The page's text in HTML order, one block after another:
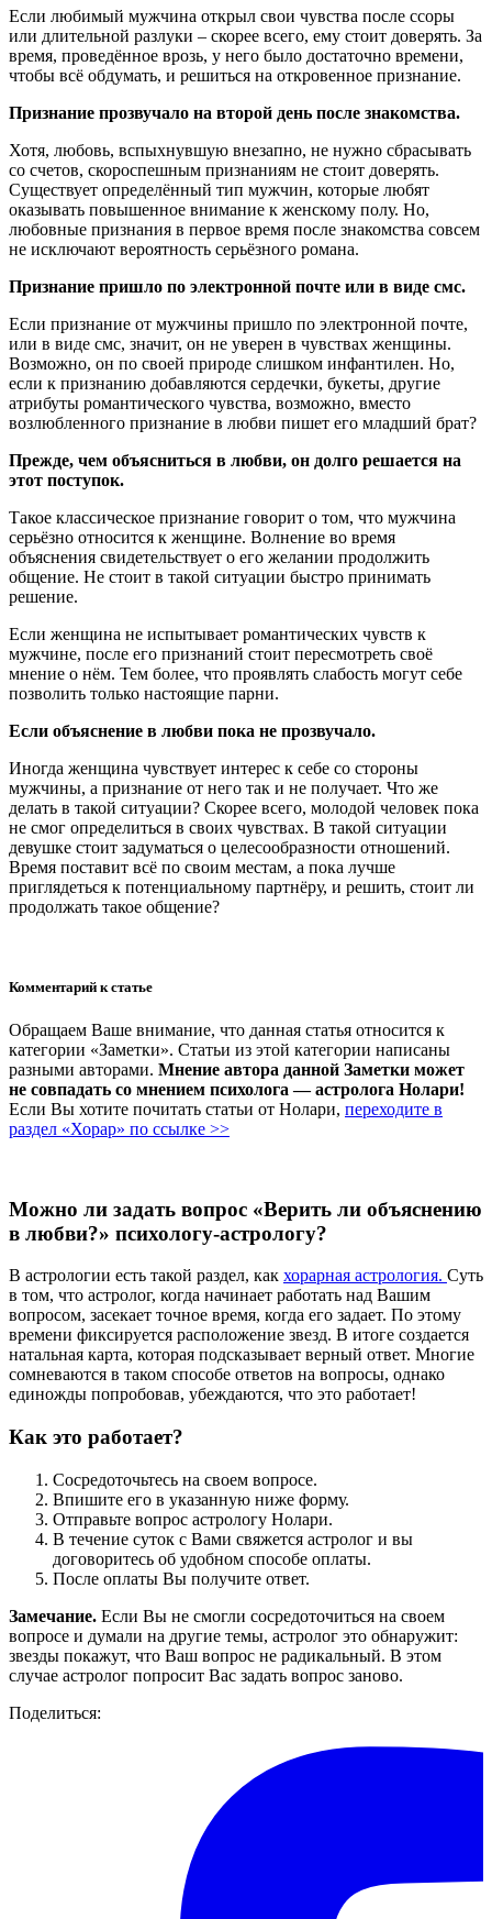
Если любимый мужчина открыл свои чувства после ссоры
или длительной разлуки – скорее всего, ему стоит доверять. За
время, проведённое врозь, у него было достаточно времени,
чтобы всё обдумать, и решиться на откровенное признание.
Признание прозвучало на второй день после знакомства.
Хотя, любовь, вспыхнувшую внезапно, не нужно сбрасывать
со счетов, скороспешным признаниям не стоит доверять.
Существует определённый тип мужчин, которые любят
оказывать повышенное внимание к женскому полу. Но,
любовные признания в первое время после знакомства совсем
не исключают вероятность серьёзного романа.
Признание пришло по электронной почте или в виде смс.
Если признание от мужчины пришло по электронной почте,
или в виде смс, значит, он не уверен в чувствах женщины.
Возможно, он по своей природе слишком инфантилен. Но,
если к признанию добавляются сердечки, букеты, другие
атрибуты романтического чувства, возможно, вместо
возлюбленного признание в любви пишет его младший брат?
Прежде, чем объясниться в любви, он долго решается на
этот поступок.
Такое классическое признание говорит о том, что мужчина
серьёзно относится к женщине. Волнение во время
объяснения свидетельствует о его желании продолжить
общение. Не стоит в такой ситуации быстро принимать
решение.
Если женщина не испытывает романтических чувств к
мужчине, после его признаний стоит пересмотреть своё
мнение о нём. Тем более, что проявлять слабость могут себе
позволить только настоящие парни.
Если объяснение в любви пока не прозвучало.
Иногда женщина чувствует интерес к себе со стороны
мужчины, а признание от него так и не получает. Что же
делать в такой ситуации? Скорее всего, молодой человек пока
не смог определиться в своих чувствах. В такой ситуации
девушке стоит задуматься о целесообразности отношений.
Время поставит всё по своим местам, а пока лучше
приглядеться к потенциальному партнёру, и решить, стоит ли
продолжать такое общение?
Комментарий к статье
Обращаем Ваше внимание, что данная статья относится к
категории «Заметки». Статьи из этой категории написаны
разными авторами. Мнение автора данной Заметки может
не совпадать со мнением психолога — астролога Нолари!
Если Вы хотите почитать статьи от Нолари, переходите в
раздел «Хорар» по ссылке >>
Можно ли задать вопрос «Верить ли объяснению
в любви?» психологу-астрологу?
В астрологии есть такой раздел, как хорарная астрология. Суть
в том, что астролог, когда начинает работать над Вашим
вопросом, засекает точное время, когда его задает. По этому
времени фиксируется расположение звезд. В итоге создается
натальная карта, которая подсказывает верный ответ. Многие
сомневаются в таком способе ответов на вопросы, однако
единожды попробовав, убеждаются, что это работает!
Как это работает?
Сосредоточьтесь на своем вопросе.
Впишите его в указанную ниже форму.
Отправьте вопрос астрологу Нолари.
В течение суток с Вами свяжется астролог и вы
договоритесь об удобном способе оплаты.
После оплаты Вы получите ответ.
Замечание. Если Вы не смогли сосредоточиться на своем
вопросе и думали на другие темы, астролог это обнаружит:
звезды покажут, что Ваш вопрос не радикальный. В этом
случае астролог попросит Вас задать вопрос заново.
Поделиться: